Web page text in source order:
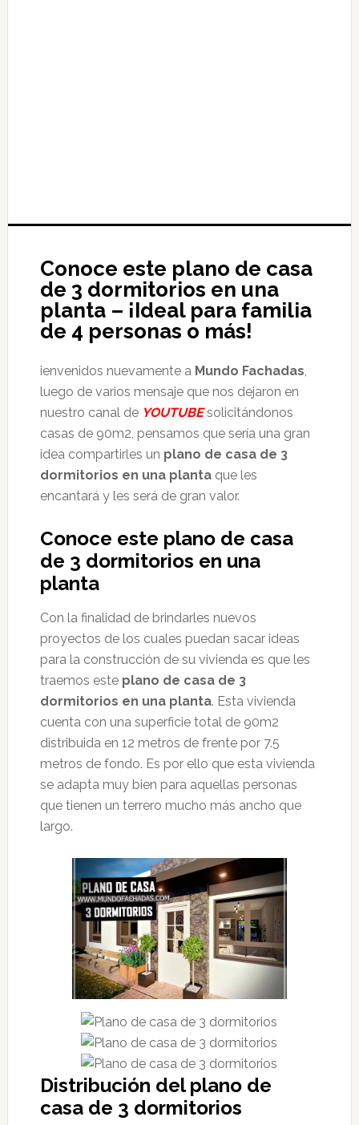
Conoce este plano de casa
de 3 dormitorios en una
planta – ¡Ideal para familia
de 4 personas o más!
ienvenidos nuevamente a Mundo Fachadas,
luego de varios mensaje que nos dejaron en
nuestro canal de YOUTUBEsolicitándonos
casas de 90m2, pensamos que sería una gran
idea compartirles un plano de casa de 3
dormitorios en una planta que les
encantará y les será de gran valor.
Conoce este plano de casa
de 3 dormitorios en una
planta
Con la finalidad de brindarles nuevos
proyectos de los cuales puedan sacar ideas
para la construcción de su vivienda es que les
traemos este plano de casa de 3
dormitorios en una planta. Esta vivienda
cuenta con una superficie total de 90m2
distribuida en 12 metros de frente por 7.5
metros de fondo. Es por ello que esta vivienda
se adapta muy bien para aquellas personas
que tienen un terrero mucho más ancho que
largo.
Distribución del plano de
casa de 3 dormitorios